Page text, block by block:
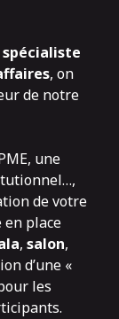
spécialiste
, on
de notre
une
de votre
en place
, salon,
d’une «
les